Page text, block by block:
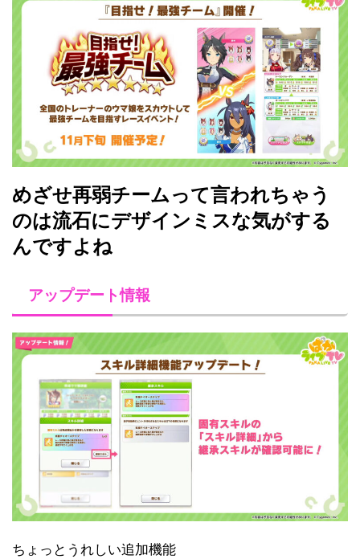
めざせ再弱チームって言われちゃう
のは流石にデザインミスな気がする
んですよね
アップデート情報
ちょっとうれしい追加機能